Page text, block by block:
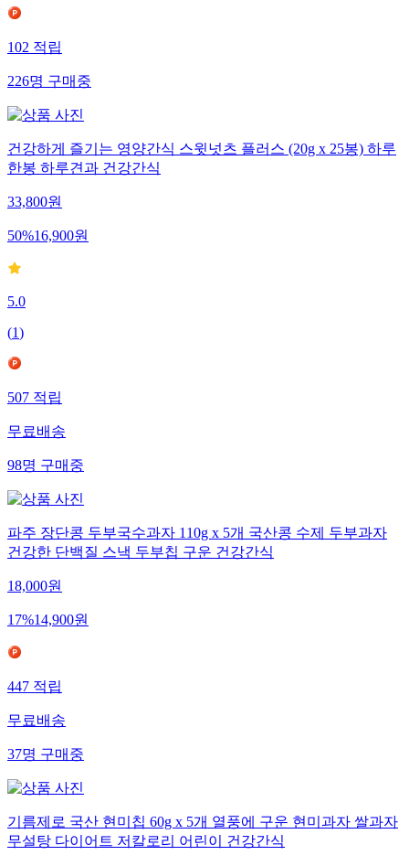
102 적립
226명 구매중
건강하게 즐기는 영양간식 스윗넛츠 플러스 (20g x 25봉) 하루
한봉 하루견과 건강간식
33,800원
50%16,900원
5.0
(1)
507 적립
무료배송
98명 구매중
파주 장단콩 두부국수과자 110g x 5개 국산콩 수제 두부과자
건강한 단백질 스낵 두부칩 구운 건강간식
18,000원
17%14,900원
447 적립
무료배송
37명 구매중
기름제로 국산 현미칩 60g x 5개 열풍에 구운 현미과자 쌀과자
무설탕 다이어트 저칼로리 어린이 건강간식